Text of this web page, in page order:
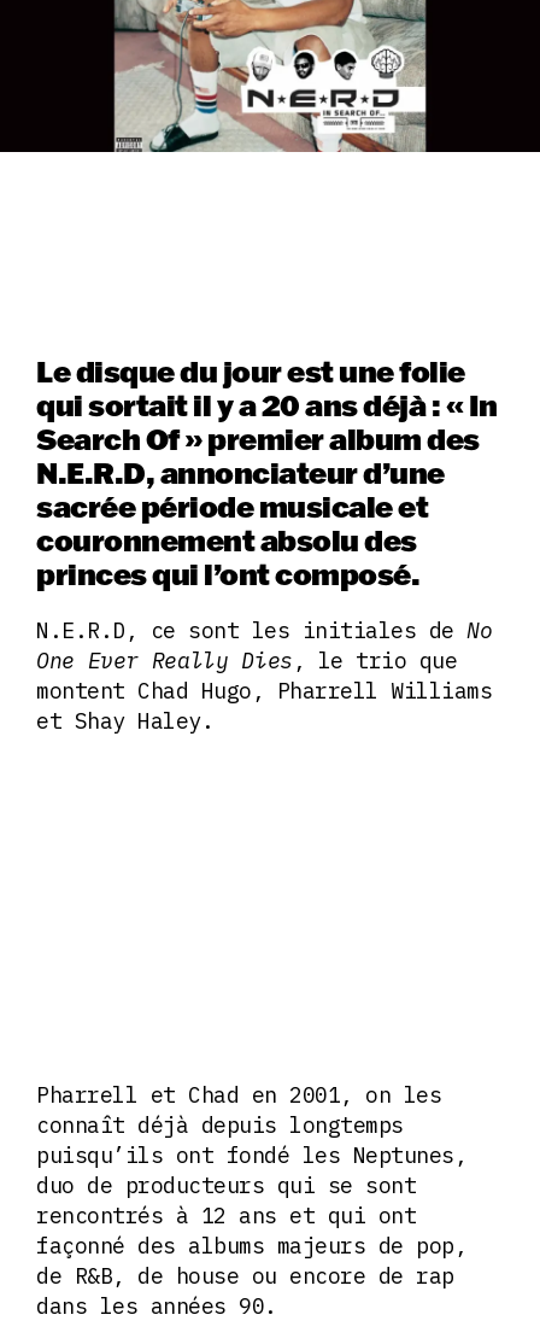
Le disque du jour est une folie
qui sortait il y a 20 ans déjà : « In
Search Of » premier album des
N.E.R.D, annonciateur d’une
sacrée période musicale et
couronnement absolu des
princes qui l’ont composé.
N.E.R.D, ce sont les initiales de No
One Ever Really Dies , le trio que
montent Chad Hugo, Pharrell Williams
et Shay Haley.
Pharrell et Chad en 2001, on les
connaît déjà depuis longtemps
puisqu’ils ont fondé les Neptunes,
duo de producteurs qui se sont
rencontrés à 12 ans et qui ont
façonné des albums majeurs de pop,
de R&B, de house ou encore de rap
dans les années 90.